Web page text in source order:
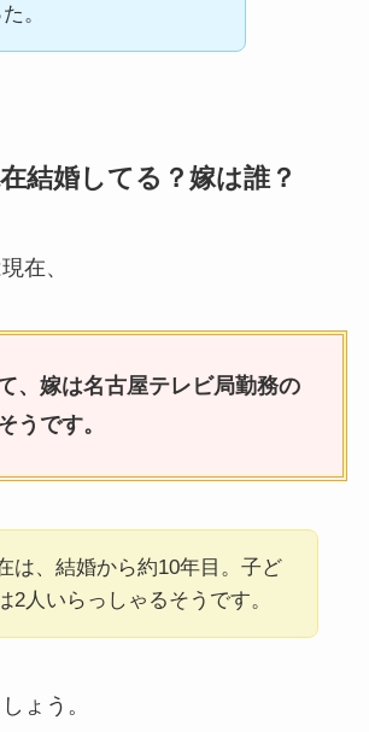
。
結婚してる？嫁は誰？
在、
、嫁は名古屋テレビ局勤務の
うです。
は、結婚から約10年目。子ど
2人いらっしゃるそうです。
ょう。